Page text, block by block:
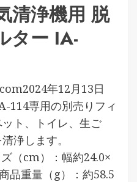
清浄機用 脱
ター IA-
2024年12月13日
114専用の別売りフィ
ト、トイレ、生ご
浄します。
（cm）：幅約24.0×
品重量（g）：約58.5